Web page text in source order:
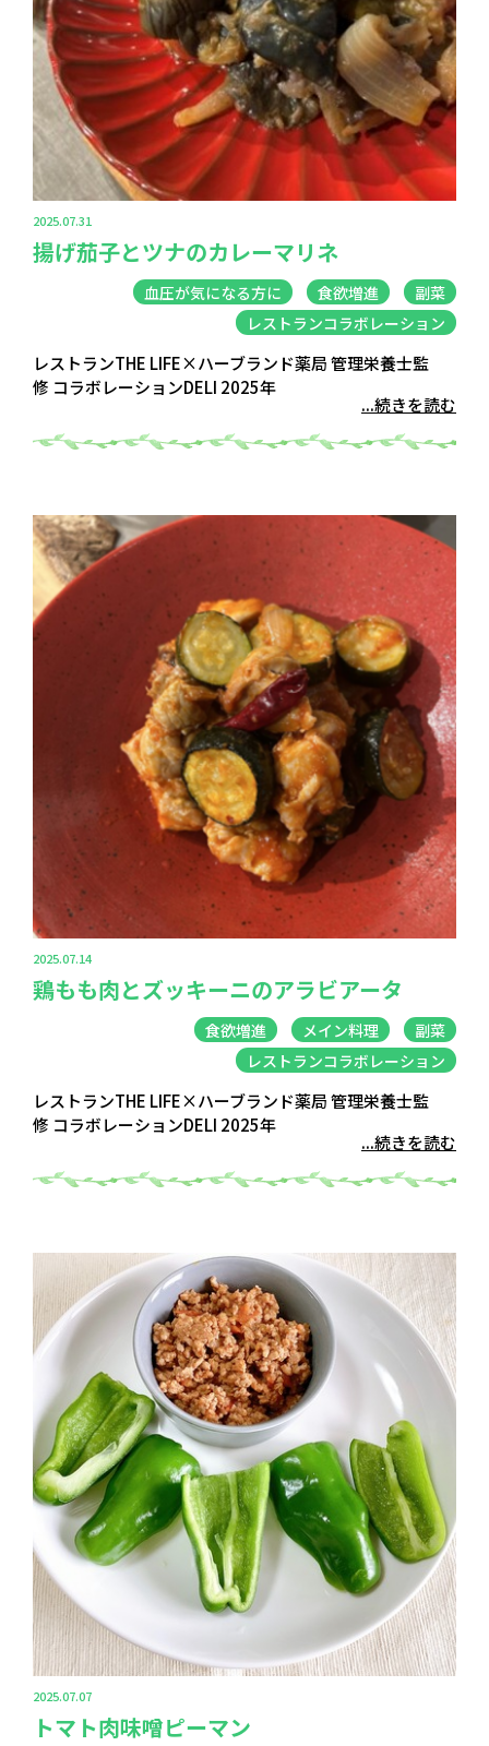
2025.07.31
揚げ茄子とツナのカレーマリネ
血圧が気になる方に 食欲増進
副菜
レストランコラボレーション
レストランTHE LIFE×ハーブランド薬局 管理栄養士監
修 コラボレーションDELI 2025年
...続きを読む
2025.07.14
鶏もも肉とズッキーニのアラビアータ
食欲増進 メイン料理
副菜
レストランコラボレーション
レストランTHE LIFE×ハーブランド薬局 管理栄養士監
修 コラボレーションDELI 2025年
...続きを読む
2025.07.07
トマト肉味噌ピーマン